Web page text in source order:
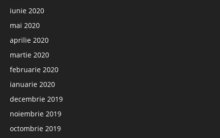
iunie 2020
mai 2020
aprilie 2020
martie 2020
februarie 2020
ianuarie 2020
decembrie 2019
noiembrie 2019
octombrie 2019